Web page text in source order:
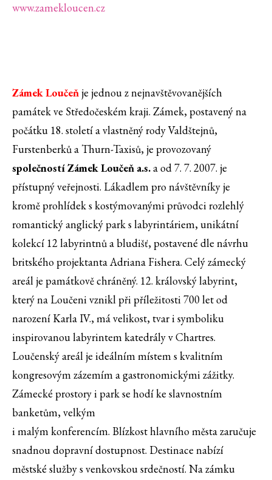
www.zamekloucen.cz
Zámek Loučeňje jednou z nejnavštěvovanějších
památek ve Středočeském kraji. Zámek, postavený na
počátku 18. století a vlastněný rody Valdštejnů,
Furstenberků a Thurn-Taxisů, je provozovaný
společností Zámek Loučeň a.s.a od 7. 7. 2007. je
přístupný veřejnosti. Lákadlem pro návštěvníky je
kromě prohlídek s kostýmovanými průvodci rozlehlý
romantický anglický park s labyrintáriem, unikátní
kolekcí 12 labyrintnů a bludišť, postavené dle návrhu
britského projektanta Adriana Fishera. Celý zámecký
areál je památkově chráněný. 12. královský labyrint,
který na Loučeni vznikl při příležitosti 700 let od
narození Karla IV., má velikost, tvar i symboliku
inspirovanou labyrintem katedrály v Chartres.
Loučenský areál je ideálním místem s kvalitním
kongresovým zázemím a gastronomickými zážitky.
Zámecké prostory i park se hodí ke slavnostním
banketům, velkým
i malým konferencím. Blízkost hlavního města zaručuje
snadnou dopravní dostupnost. Destinace nabízí
městské služby s venkovskou srdečností. Na zámku